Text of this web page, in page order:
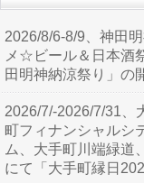
2026/8/6-8/9、神田
メ☆ビール＆日本酒
田明神納涼祭り」の
2026/7/-2026/7/31、
町フィナンシャルシ
ム、大手町川端緑道
にて「大手町縁日